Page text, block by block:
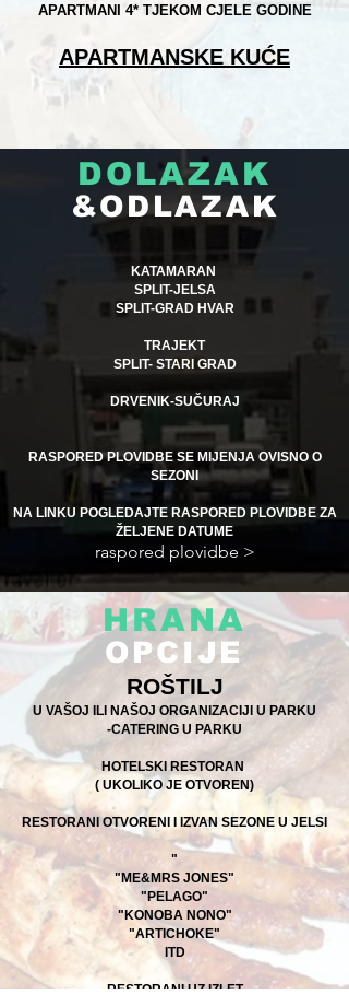
APARTMANI 4* TJEKOM CJELE GODINE
APARTMANSKE KUĆE
DOLAZAK
&ODLAZAK
KATAMARAN
SPLIT-JELSA
SPLIT-GRAD HVAR
TRAJEKT
SPLIT- STARI GRAD
DRVENIK-SUČURAJ
RASPORED PLOVIDBE SE MIJENJA OVISNO O
SEZONI
NA LINKU POGLEDAJTE RASPORED PLOVIDBE ZA
ŽELJENE DATUME
raspored plovidbe >
HRANA
OPCIJE
ROŠTILJ
U VAŠOJ ILI NAŠOJ ORGANIZACIJI U PARKU
-CATERING U PARKU
HOTELSKI RESTORAN
( UKOLIKO JE OTVOREN)
RESTORANI OTVORENI I IZVAN SEZONE U JELSI
"
"ME&MRS JONES"
"PELAGO"
"KONOBA NONO"
"ARTICHOKE"
ITD
RESTORANI UZ IZLET